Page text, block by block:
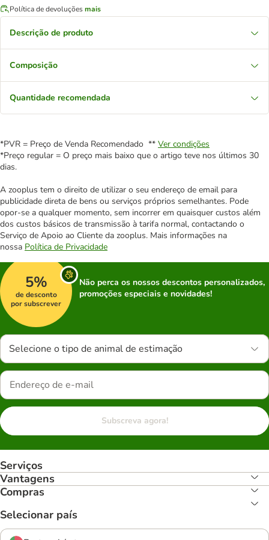
Política de devoluçõesmais
Descrição de produto
Composição
Quantidade recomendada
*PVR = Preço de Venda Recomendado ** Ver condições
*Preço regular = O preço mais baixo que o artigo teve nos últimos 30
dias.
A zooplus tem o direito de utilizar o seu endereço de email para
publicidade direta de bens ou serviços próprios semelhantes. Pode
opor-se a qualquer momento, sem incorrer em quaisquer custos além
dos custos básicos de transmissão à tarifa normal, contactando o
Serviço de Apoio ao Cliente da zooplus. Mais informações na
nossa Política de Privacidade
5%
de desconto
por subscrever
Não perca os nossos descontos personalizados,
promoções especiais e novidades!
Selecione o tipo de animal de estimação
Subscreva agora!
Serviços
Vantagens
Compras
Selecionar país